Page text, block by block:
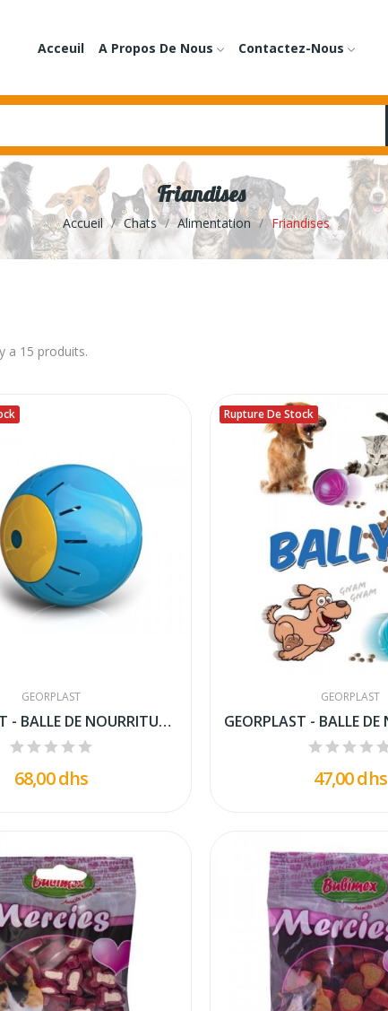
Acceuil A Propos De Nous Contactez-Nous
Friandises
Accueil Chats Alimentation Friandises
a 15 produits.
GEORPLAST
GEORPLAST - BALLE DE NOURRITURE ET DE FRIANDISE...
68,00 dhs
Rupture De Stock
GEORPLAST
47,00 dhs